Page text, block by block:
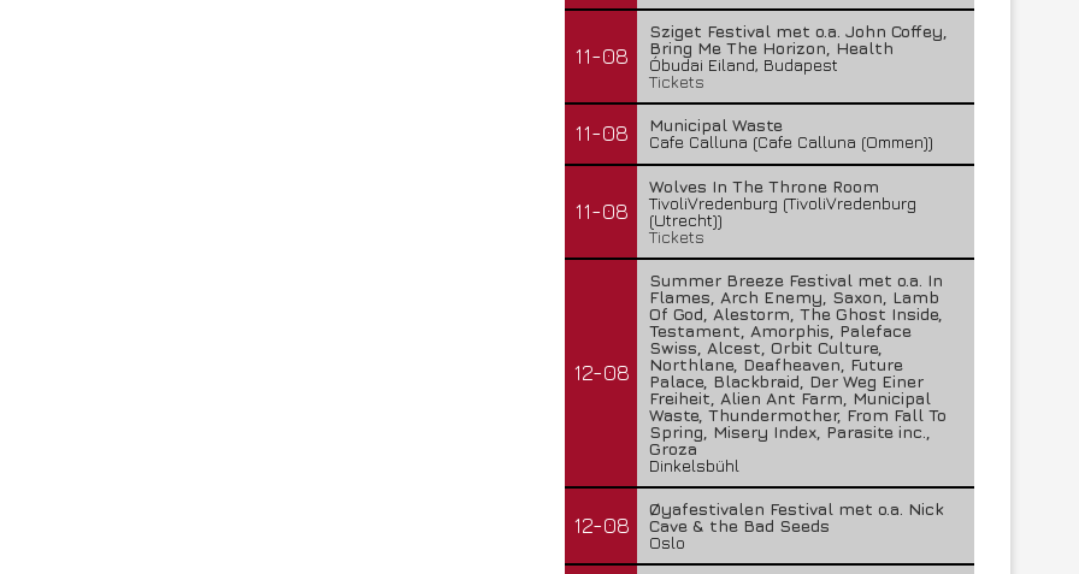
11-08
Sziget Festival met o.a. John Coffey,
Bring Me The Horizon, Health
Óbudai Eiland, Budapest
Tickets
11-08
Municipal Waste
Cafe Calluna (Cafe Calluna (Ommen))
11-08
Wolves In The Throne Room
TivoliVredenburg (TivoliVredenburg
(Utrecht))
Tickets
12-08
Summer Breeze Festival met o.a. In
Flames, Arch Enemy, Saxon, Lamb
Of God, Alestorm, The Ghost Inside,
Testament, Amorphis, Paleface
Swiss, Alcest, Orbit Culture,
Northlane, Deafheaven, Future
Palace, Blackbraid, Der Weg Einer
Freiheit, Alien Ant Farm, Municipal
Waste, Thundermother, From Fall To
Spring, Misery Index, Parasite inc.,
Groza
Dinkelsbühl
12-08
Øyafestivalen Festival met o.a. Nick
Cave & the Bad Seeds
Oslo